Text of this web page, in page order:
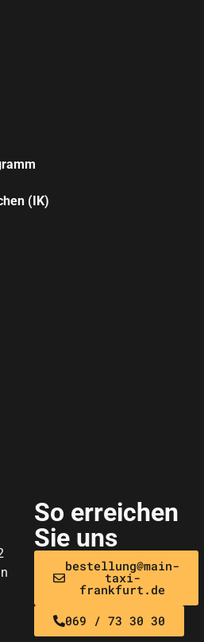
(IK)
So erreichen
Sie uns
bestellung@main-
taxi-
frankfurt.de
069 / 73 30 30